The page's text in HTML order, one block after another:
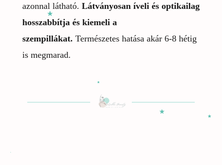
azonnal látható. Látványosan íveli és optikailag
hosszabbítja és kiemeli a
szempillákat. Természetes hatása akár 6-8 hétig
is megmarad.